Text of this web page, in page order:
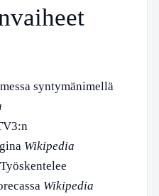
syntymänimellä
Wikipedia
Wikipedia